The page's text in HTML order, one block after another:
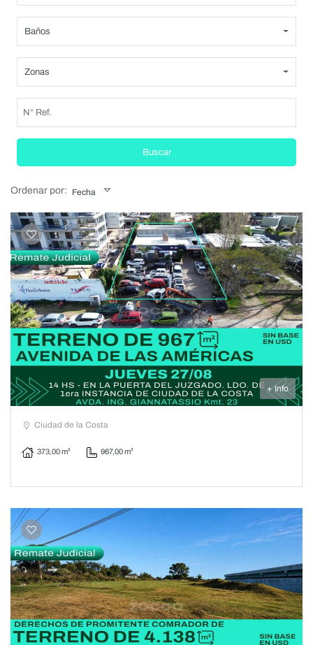
Baños
Zonas
Buscar
Ordenar por: Fecha
+ Info
Ciudad de la Costa
373,00 m² 967,00 m²